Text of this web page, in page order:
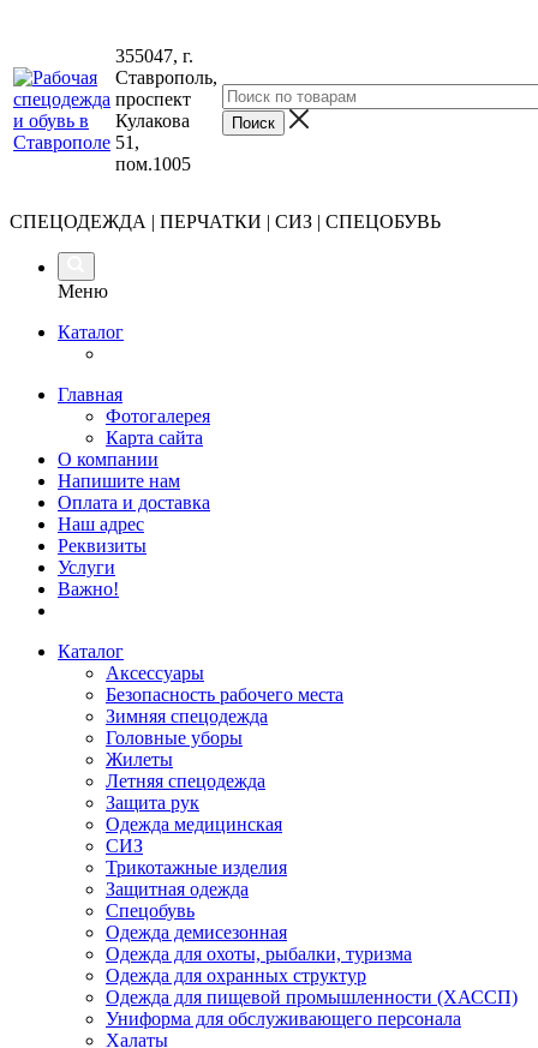
355047, г.
Ставрополь,
проспект
Кулакова
51,
пом.1005
СПЕЦОДЕЖДА | ПЕРЧАТКИ | СИЗ | СПЕЦОБУВЬ
Меню
Каталог
Главная
Фотогалерея
Карта сайта
О компании
Напишите нам
Оплата и доставка
Наш адрес
Реквизиты
Услуги
Важно!
Каталог
Аксессуары
Безопасность рабочего места
Зимняя спецодежда
Головные уборы
Жилеты
Летняя спецодежда
Защита рук
Одежда медицинская
СИЗ
Трикотажные изделия
Защитная одежда
Спецобувь
Одежда демисезонная
Одежда для охоты, рыбалки, туризма
Одежда для охранных структур
Одежда для пищевой промышленности (ХАССП)
Униформа для обслуживающего персонала
Халаты